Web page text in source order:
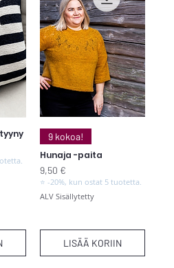
Pikakatselu
9 kokoa!
Hunaja -paita
Hinta
9,50 €
⭐ -20%, kun ostat 5 tuotetta.
ALV Sisällytetty
LISÄÄ KORIIN